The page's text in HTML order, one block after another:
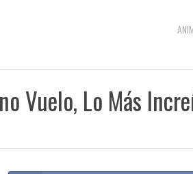
Vuelo, Lo Más